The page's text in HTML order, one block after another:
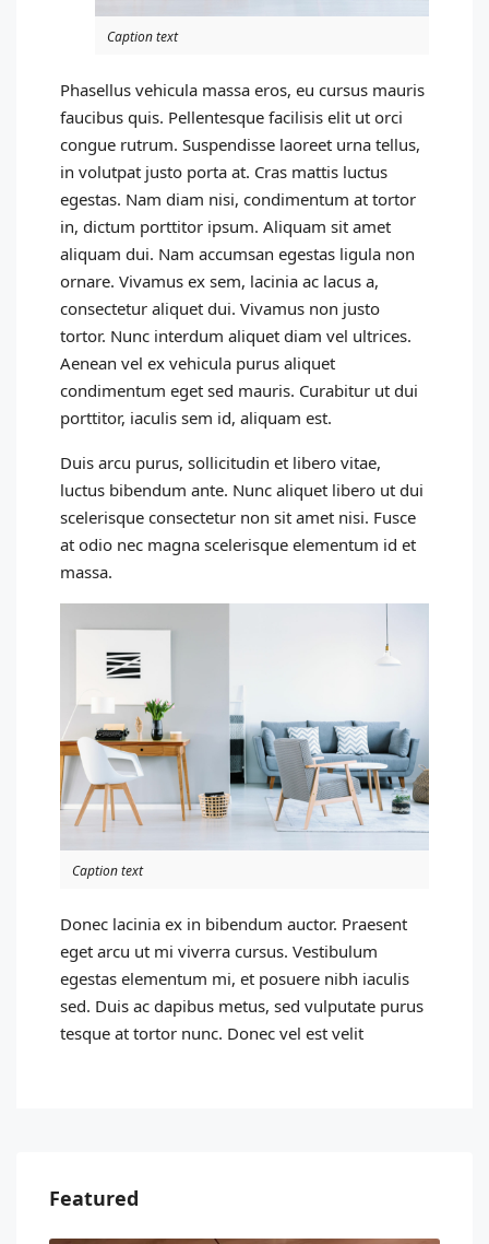
Caption text
Phasellus vehicula massa eros, eu cursus mauris
faucibus quis. Pellentesque facilisis elit ut orci
congue rutrum. Suspendisse laoreet urna tellus,
in volutpat justo porta at. Cras mattis luctus
egestas. Nam diam nisi, condimentum at tortor
in, dictum porttitor ipsum. Aliquam sit amet
aliquam dui. Nam accumsan egestas ligula non
ornare. Vivamus ex sem, lacinia ac lacus a,
consectetur aliquet dui. Vivamus non justo
tortor. Nunc interdum aliquet diam vel ultrices.
Aenean vel ex vehicula purus aliquet
condimentum eget sed mauris. Curabitur ut dui
porttitor, iaculis sem id, aliquam est.
Duis arcu purus, sollicitudin et libero vitae,
luctus bibendum ante. Nunc aliquet libero ut dui
scelerisque consectetur non sit amet nisi. Fusce
at odio nec magna scelerisque elementum id et
massa.
Caption text
Donec lacinia ex in bibendum auctor. Praesent
eget arcu ut mi viverra cursus. Vestibulum
egestas elementum mi, et posuere nibh iaculis
sed. Duis ac dapibus metus, sed vulputate purus
tesque at tortor nunc. Donec vel est velit
Featured